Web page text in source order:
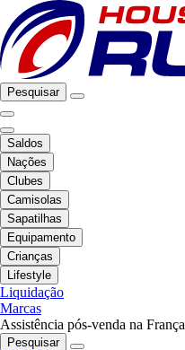
Pesquisar
Saldos
Nações
Clubes
Camisolas
Sapatilhas
Equipamento
Crianças
Lifestyle
Liquidação
Marcas
Assistência pós-venda na França
Pesquisar